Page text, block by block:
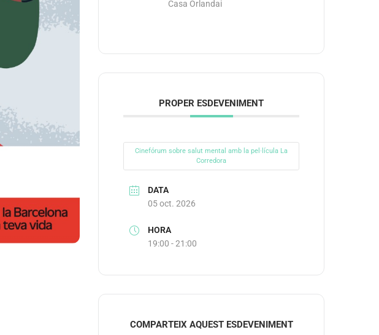
Casa Orlandai
PROPER ESDEVENIMENT
Cinefórum sobre salut mental amb la pel·lícula La
Corredora
DATA
05 oct. 2026
HORA
19:00 - 21:00
COMPARTEIX AQUEST ESDEVENIMENT